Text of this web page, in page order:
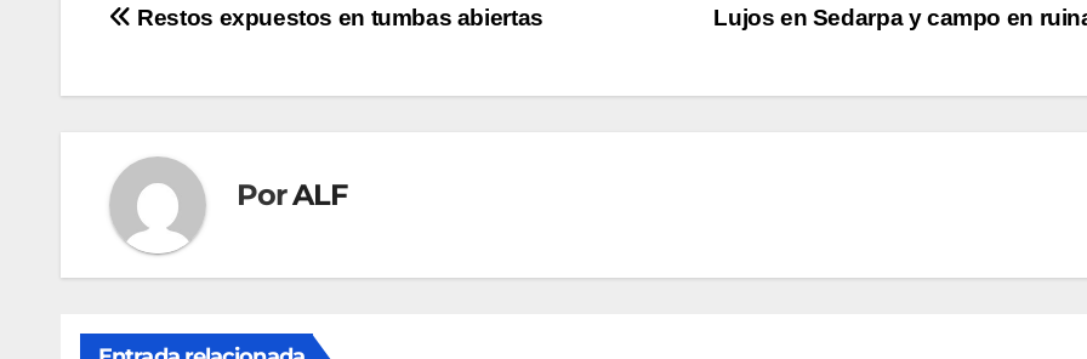
Navegación
Lujos en Sedarpa y campo en
Restos expuestos en tumbas abiertas
PorALF